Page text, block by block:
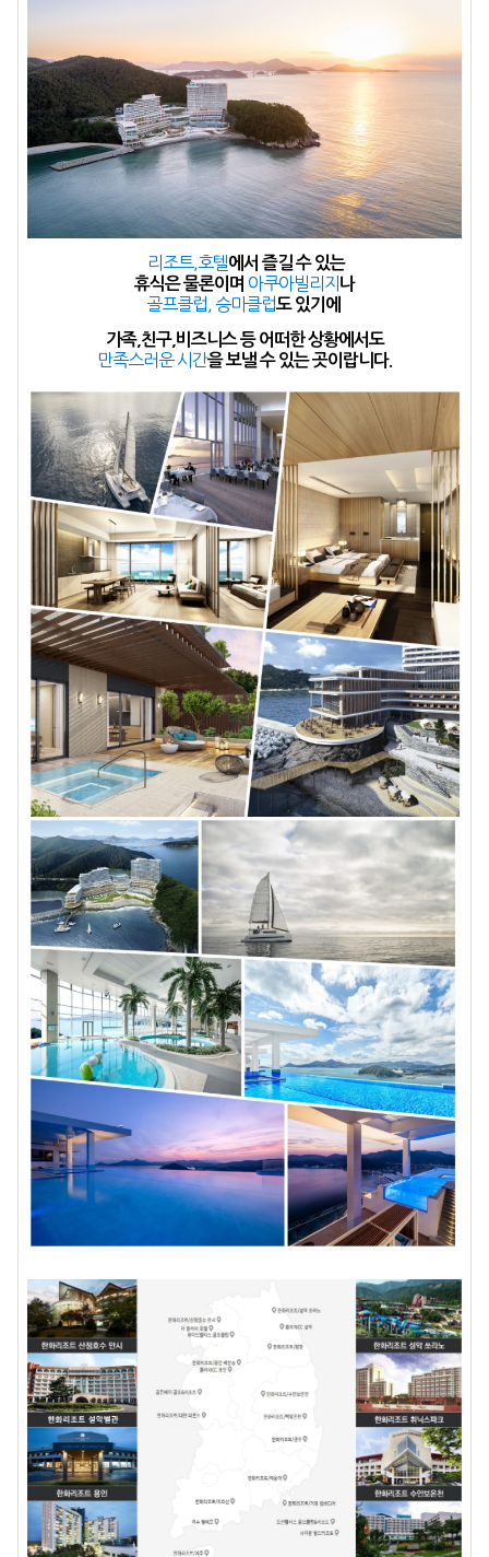
리조트,호텔에서 즐길 수 있는
휴식은 물론이며 아쿠아빌리지 나
골프클럽, 승마클럽도 있기에
가족,친구,비즈니스 등 어떠한 상황에서도
만족스러운 시간을 보낼 수 있는 곳이랍니다.